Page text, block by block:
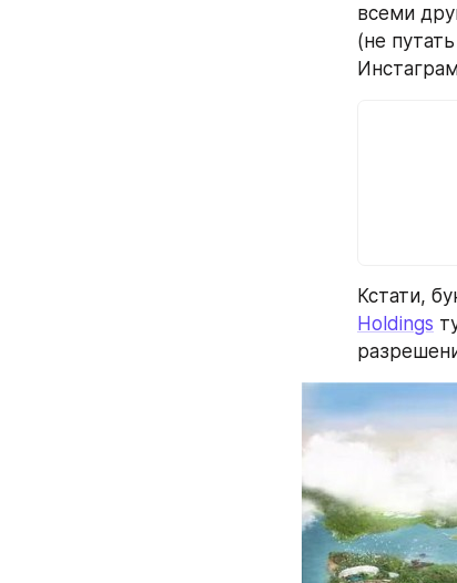
всеми
(не
Кстати,
Holdings